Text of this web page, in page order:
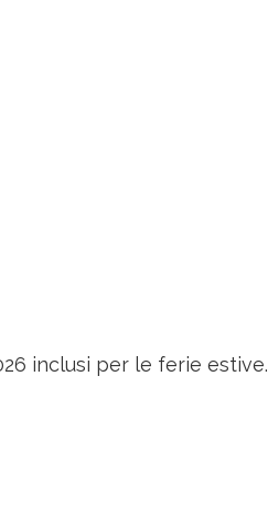
inclusi per le ferie estive.